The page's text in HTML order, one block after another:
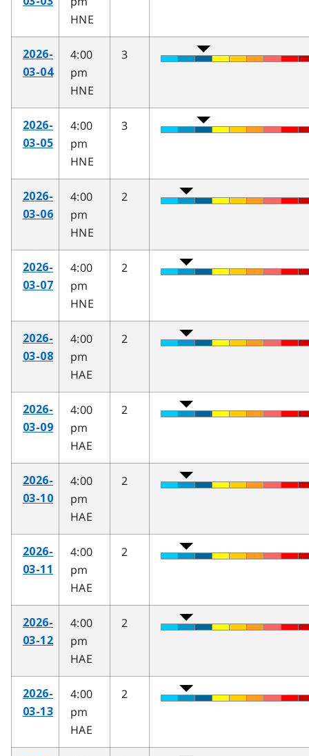
HNE
2026-
03-04
4:00
pm
HNE
3
2026-
03-05
4:00
pm
HNE
3
2026-
03-06
4:00
pm
HNE
2
2026-
03-07
4:00
pm
HNE
2
2026-
03-08
4:00
pm
HAE
2
2026-
03-09
4:00
pm
HAE
2
2026-
03-10
4:00
pm
HAE
2
2026-
03-11
4:00
pm
HAE
2
2026-
03-12
4:00
pm
HAE
2
2026-
03-13
4:00
pm
HAE
2